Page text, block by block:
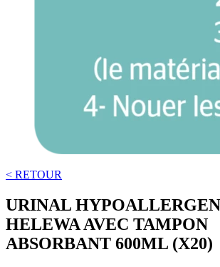
< RETOUR
URINAL
HELEWA AVEC TAMPON
ABSORBANT 600ML (X20)